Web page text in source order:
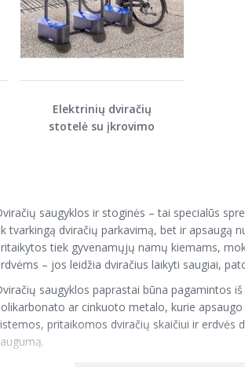
Elektrinių dviračių
stotelė su įkrovimo
saugyklos ir stoginės – tai specialūs
tvarkingą dviračių parkavimą, bet ir apsaugą
tiek gyvenamųjų namų kiemams,
– jos leidžia dviračius laikyti saugiai,
saugyklos paprastai būna pagamintos
ar cinkuoto metalo, kurie
pritaikomos dviračių skaičiui ir erdvės